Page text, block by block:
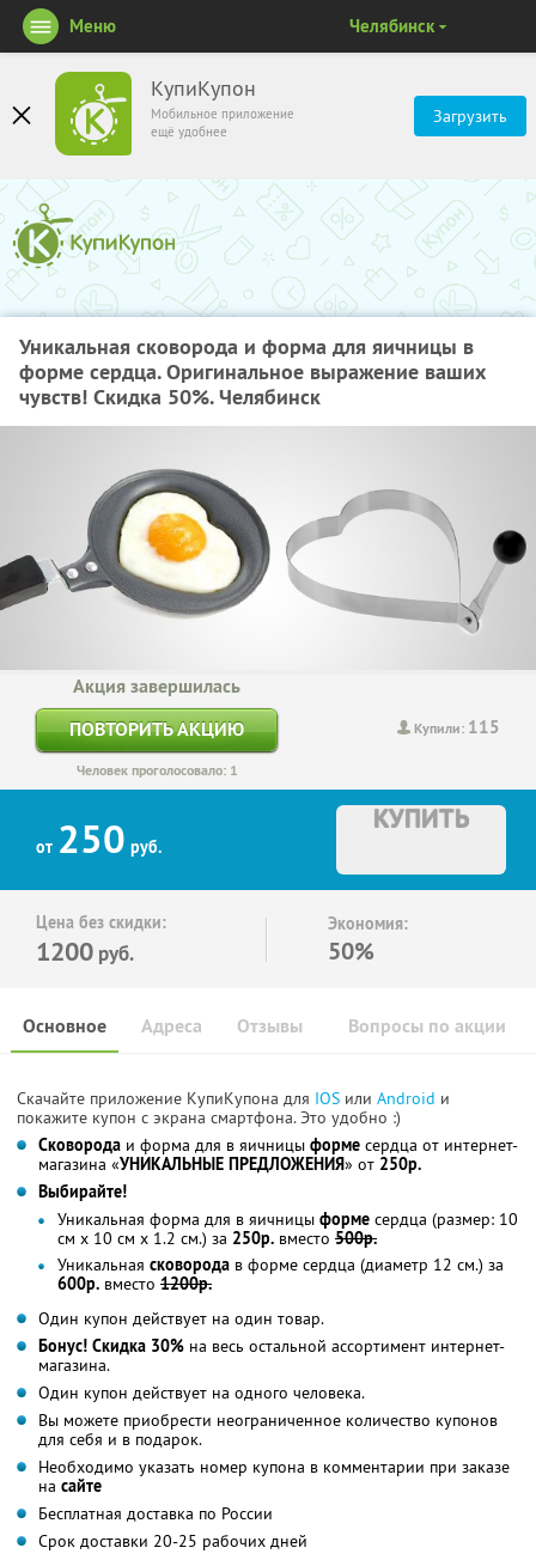
КупиКупон
Мобильное приложение
ещё удобнее
Загрузить
Меню Челябинск
Уникальная сковорода и форма для яичницы в
форме сердца. Оригинальное выражение ваших
чувств! Скидка 50%. Челябинск
Купили: 115
Акция завершилась
ПОВТОРИТЬ АКЦИЮ
Человек проголосовало: 1
от 250 руб.
КУПИТЬ
Цена без скидки:
1200 руб.
Экономия:
50%
Основное Отзывы Вопросы по акции
Адреса
Скачайте приложение КупиКупона для IOS или Android и
покажите купон с экрана смартфона. Это удобно :)
Сковорода и форма для в яичницы форме сердца от интернет-
магазина «УНИКАЛЬНЫЕ ПРЕДЛОЖЕНИЯ» от 250р.
Выбирайте!
Уникальная форма для в яичницы форме сердца (размер: 10
cм x 10 cм x 1.2 cм.) за 250р. вместо 500р.
Уникальная сковорода в форме сердца (диаметр 12 см.) за
600р. вместо 1200р.
Один купон действует на один товар.
Бонус! Скидка 30% на весь остальной ассортимент интернет-
магазина.
Один купон действует на одного человека.
Вы можете приобрести неограниченное количество купонов
для себя и в подарок.
Необходимо указать номер купона в комментарии при заказе
на сайте
Бесплатная доставка по России
Срок доставки 20-25 рабочих дней